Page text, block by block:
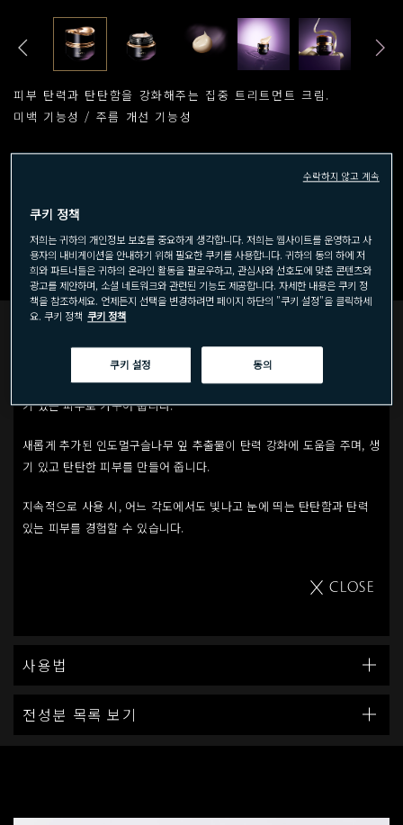
피부 탄력과 탄탄함을 강화해주는 집중 트리트먼트 크림.
미백 기능성 / 주름 개선 기능성
고농축의 퓨리파잉 뷰티파이어가 함유되어 부드럽고 탄탄한 탄력있는 피
부로 완성해줍니다. 풍부하고 부드러운 제형이 바르는 즉시 건강하고 윤
기 있는 피부로 가꾸어 줍니다.
새롭게 추가된 인도멀구슬나무 잎 추출물이 탄력 강화에 도움을 주며, 생
기 있고 탄탄한 피부를 만들어 줍니다.
지속적으로 사용 시, 어느 각도에서도 빛나고 눈에 띄는 탄탄함과 탄력
있는 피부를 경험할 수 있습니다.
CLOSE
사용법
전성분 목록 보기
쿠키 정책
저희는 귀하의 개인정보 보호를 중요하게 생각합니다. 저희는 웹사이트를 운영하고 사
용자의 내비게이션을 안내하기 위해 필요한 쿠키를 사용합니다. 귀하의 동의 하에 저
희와 파트너들은 귀하의 온라인 활동을 팔로우하고, 관심사와 선호도에 맞춘 콘텐츠와
광고를 제안하며, 소셜 네트워크와 관련된 기능도 제공합니다. 자세한 내용은 쿠키 정
책을 참조하세요. 언제든지 선택을 변경하려면 페이지 하단의 "쿠키 설정"을 클릭하세
요. 쿠키 정책 쿠키 정책
쿠키 설정 동의
수락하지 않고 계속